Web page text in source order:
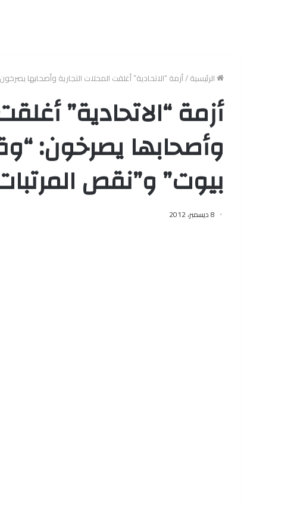
الرئيسية/أزمة “الاتحادية” أغلقت المحلات التجارية وأصحابها
أزمة “الاتحادية”
وأصحابها يصرخون:
بيوت” و”نقص
8 ديسمبر، 2012